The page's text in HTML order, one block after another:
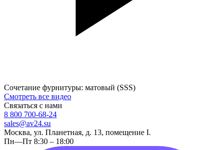
Сочетание фурнитуры: матовый (SSS)
Смотреть все видео
Связаться с нами
8 800 700-68-24
sales@av24.su
Москва, ул. Планетная, д. 13, помещение I.
Пн—Пт 8:30 – 18:00